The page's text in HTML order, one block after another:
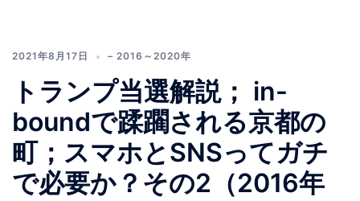
2021年8月17日 – 2016～2020年
トランプ当選解説； in-
boundで蹂躙される京都の
町；スマホとSNSってガチ
で必要か？その2（2016年